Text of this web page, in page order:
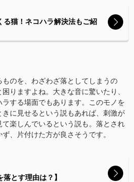
る猫！ネコハラ解決法もご紹
のを、わざわざ落としてしまうの
りますよね。大きな音に驚いたり、
する場面でもあります。このモノを
に見せるという説もあれば、刺激が
楽しんでいるという説も。落とされ
、片付けた方が良さそうです。
落とす理由は？】